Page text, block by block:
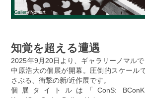
知覚を超える遭遇
2025年9月20日より、ギャラリーノマル
中原浩大の個展が開幕。圧倒的スケール
さぶる、衝撃の新/近作展です。
個展タイトルは「ConS: